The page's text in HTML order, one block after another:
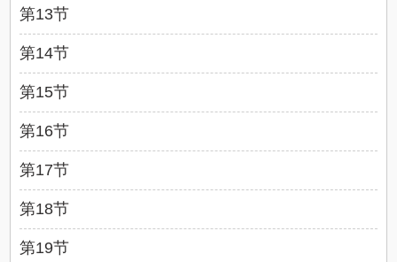
第13节
第14节
第15节
第16节
第17节
第18节
第19节